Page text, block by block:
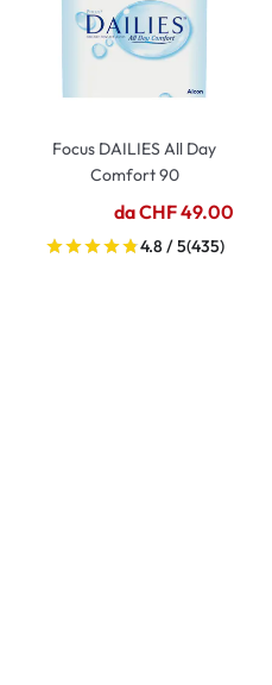
Focus DAILIES All Day
Comfort 90
da CHF 49.00
4.8 / 5(435)